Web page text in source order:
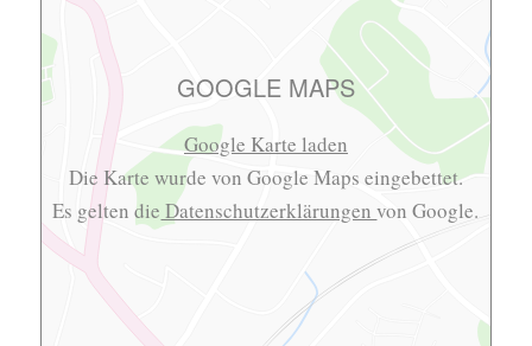
GOOGLE MAPS
Google Karte laden
Die Karte wurde von Google Maps eingebettet.
Es gelten die Datenschutzerklärungenvon Google.